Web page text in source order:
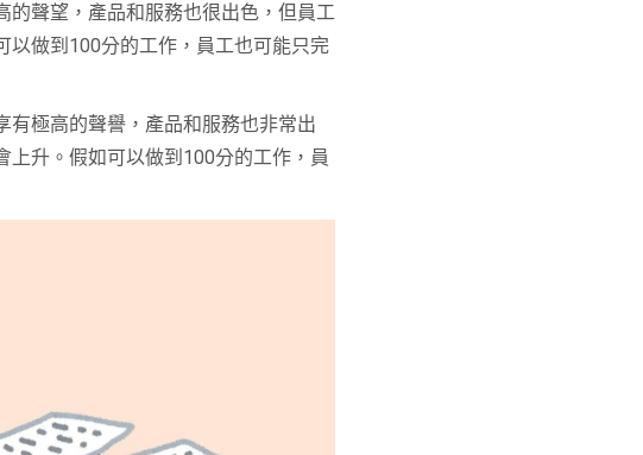
的聲望，產品和服務也很出色，但員工
以做到100分的工作，員工也可能只完
有極高的聲譽，產品和服務也非常出
升。假如可以做到100分的工作，員